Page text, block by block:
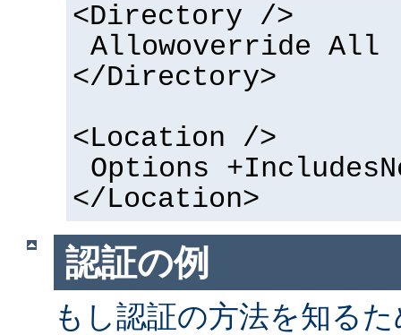
<Directory />
Allowoverride All
</Directory>
<Location />
Options
</Location>
認証の例
もし認証の方法を知る